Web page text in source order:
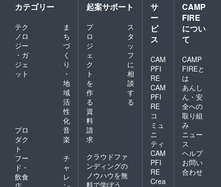
カテゴリー
テク
ノロ
ジー
・ガ
ジェ
ット
ま
ち
づ
く
り
・
地
域
活
性
化
プロ
ダク
ト
音
楽
フー
ド・
飲食
チ
ャ
レ
起案サポート
プ
ロ
ジ
ェ
ク
ト
を
作
る
ス
タ
ッ
フ
に
相
談
す
る
資
料
請
求
クラウドファ
ンディングの
ノウハウを無
料で学ぼう
サ
ー
ビ
ス
CAM
PFI
RE
CAM
PFI
RE
コ
ミュ
ニ
ティ
CAM
PFI
RE
Crea
CAMP
FIRE
につい
て
CAMP
FIREと
は
あんし
ん・安
全への
取り組
み
ニュー
ス
ヘルプ
お問い
合わせ